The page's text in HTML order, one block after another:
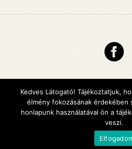
Copyright © 2026 DMJV Család-
Arculattervezés,
Kedves Látogató! Tájékoztatjuk,
élmény fokozásának érdekében
honlapunk használatával ön a
veszi.